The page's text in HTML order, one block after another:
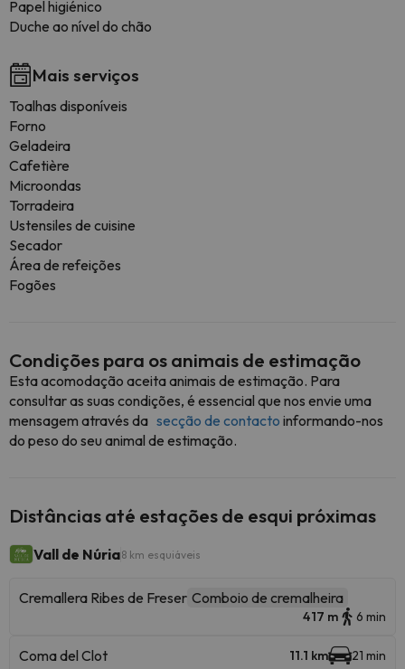
Papel higiénico
Duche ao nível do chão
Mais serviços
Toalhas disponíveis
Forno
Geladeira
Cafetière
Microondas
Torradeira
Ustensiles de cuisine
Secador
Área de refeições
Fogões
Condições para os animais de estimação
Esta acomodação aceita animais de estimação. Para
consultar as suas condições, é essencial que nos envie uma
mensagem através da secção de contacto informando-nos
do peso do seu animal de estimação.
Distâncias até estações de esqui próximas
Vall de Núria8 km esquiáveis
Cremallera Ribes de Freser Comboio de cremalheira
417 m 6 min
Coma del Clot 11.1 km 21 min